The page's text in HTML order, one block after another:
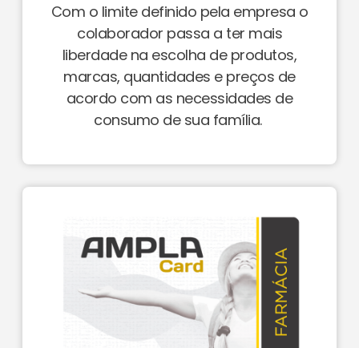
Com o limite definido pela empresa o
colaborador passa a ter mais
liberdade na escolha de produtos,
marcas, quantidades e preços de
acordo com as necessidades de
consumo de sua família.